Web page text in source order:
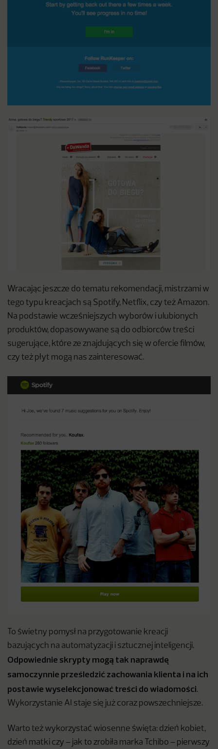
Wracając jeszcze do tematu rekomendacji, mistrzami w
tego typu kreacjach są Spotify, Netflix, czy też Amazon.
Na podstawie wcześniejszych wyborów i ulubionych
produktów, dopasowywane są do odbiorców treści
sugerujące, które ze znajdujących się w ofercie filmów,
czy też płyt mogą nas zainteresować.
To świetny pomysł na przygotowanie kreacji
bazujących na automatyzacji i sztucznej inteligencji.
Odpowiednie skrypty mogą tak naprawdę
samoczynnie prześledzić zachowania klienta i na ich
postawie wyselekcjonować treści do wiadomości.
Wykorzystanie AI staje się już coraz powszechniejsze.
Warto też wykorzystać wiosenne święta: dzień kobiet,
dzień matki czy – jak to zrobiła marka Tchibo – pierwszy